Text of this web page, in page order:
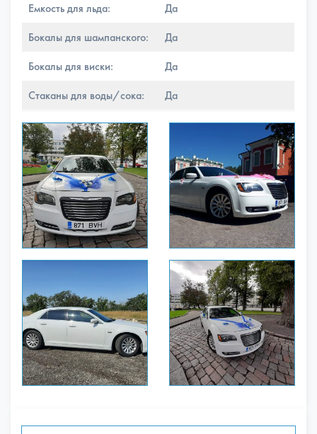
Емкость для льда:
Да
Бокалы для шампанского:
Да
Бокалы для виски:
Да
Стаканы для воды/сока:
Да